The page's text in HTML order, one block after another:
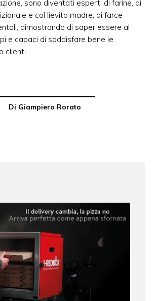
sono diventati esperti di farine, di
e col lievito madre, di farce
dimostrando di saper essere al
e capaci di soddisfare bene le
clienti.
Di Giampiero Rorato